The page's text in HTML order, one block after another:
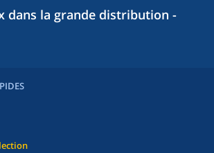
dans la grande distribution -